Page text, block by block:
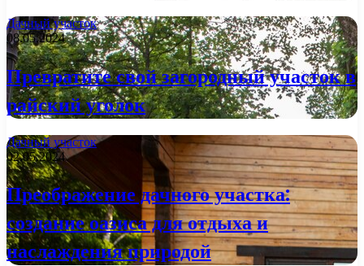
Дачный участок
08.05.2024
Превратите свой загородный участок в
райский уголок
Дачный участок
02.05.2024
Преображение дачного участка:
создание оазиса для отдыха и
наслаждения природой